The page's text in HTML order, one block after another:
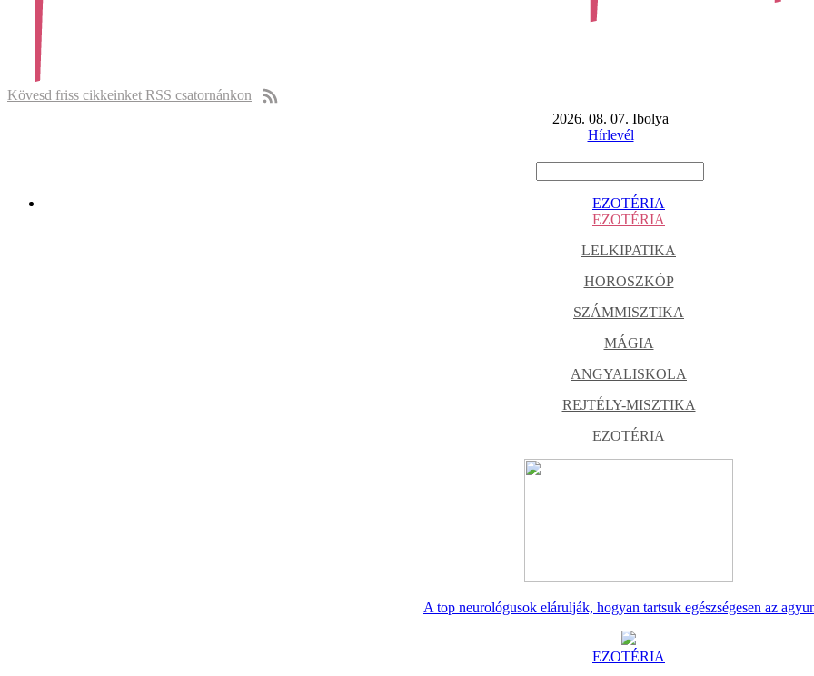
Kövesd friss cikkeinket RSS csatornánkon
2026. 08. 07. Ibolya
Hírlevél
EZOTÉRIA
EZOTÉRIA
LELKIPATIKA
HOROSZKÓP
SZÁMMISZTIKA
MÁGIA
ANGYALISKOLA
REJTÉLY-MISZTIKA
EZOTÉRIA
A top neurológusok elárulják, hogyan tartsuk egészségesen az
EZOTÉRIA